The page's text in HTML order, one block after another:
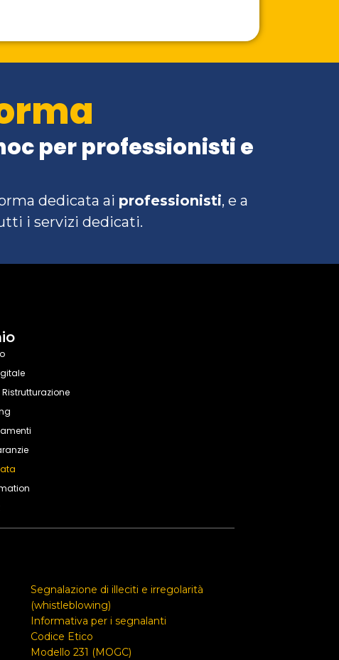
per professionisti e
dedicata ai professionisti, e a
i servizi dedicati.
Segnalazione di illeciti e irregolarità
(whistleblowing)
Informativa per i segnalanti
Codice Etico
Modello 231 (MOGC)